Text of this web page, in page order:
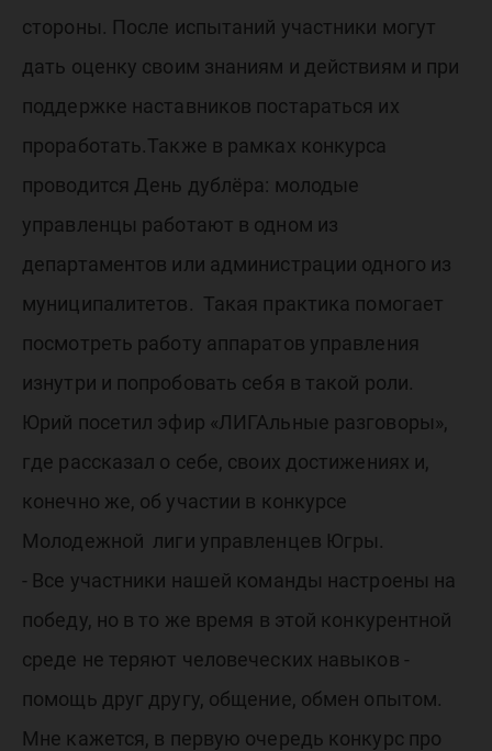
стороны. После испытаний участники могут
дать оценку своим знаниям и действиям и при
поддержке наставников постараться их
проработать.Также в рамках конкурса
проводится День дублёра: молодые
управленцы работают в одном из
департаментов или администрации одного из
муниципалитетов. Такая практика помогает
посмотреть работу аппаратов управления
изнутри и попробовать себя в такой роли.
Юрий посетил эфир «ЛИГАльные разговоры»,
где рассказал о себе, своих достижениях и,
конечно же, об участии в конкурсе
Молодежной лиги управленцев Югры.
- Все участники нашей команды настроены на
победу, но в то же время в этой конкурентной
среде не теряют человеческих навыков -
помощь друг другу, общение, обмен опытом.
Мне кажется, в первую очередь конкурс про